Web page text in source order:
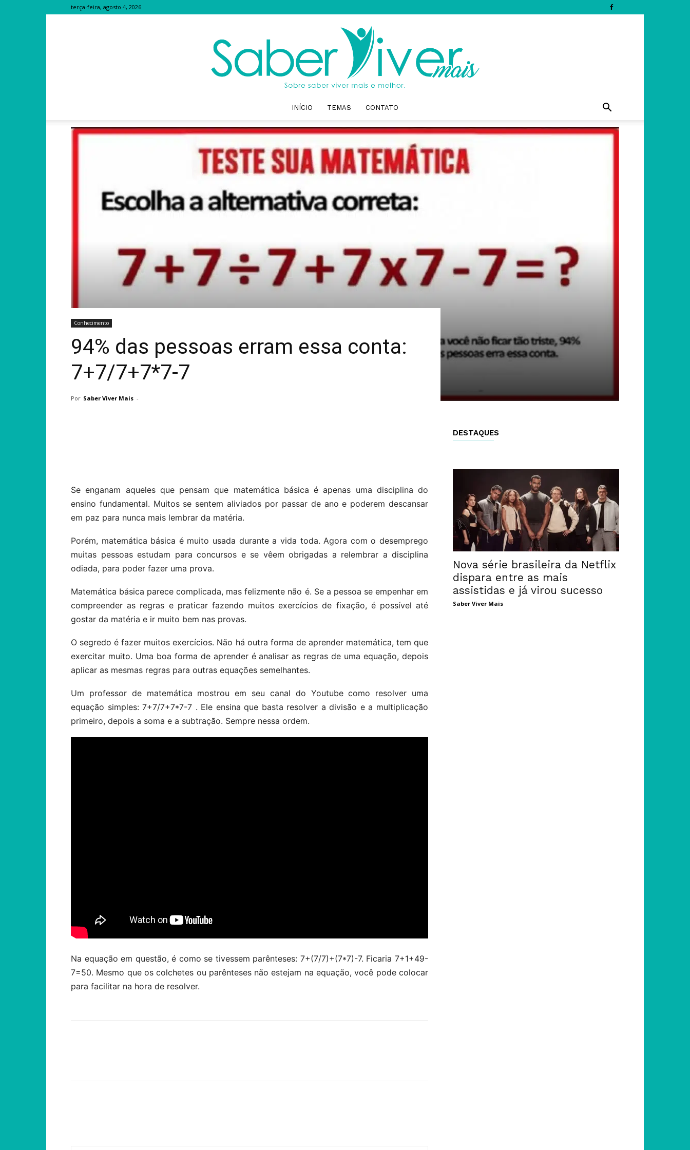
terça-feira, agosto 4, 2026
Saber
Viver
Mais
INÍCIO TEMAS CONTATO
Conhecimento
94% das pessoas erram essa conta:
7+7/7+7*7-7
Por Saber Viver Mais -
Se enganam aqueles que pensam que matemática básica é apenas uma disciplina do
ensino fundamental. Muitos se sentem aliviados por passar de ano e poderem descansar
em paz para nunca mais lembrar da matéria.
Porém, matemática básica é muito usada durante a vida toda. Agora com o desemprego
muitas pessoas estudam para concursos e se vêem obrigadas a relembrar a disciplina
odiada, para poder fazer uma prova.
Matemática básica parece complicada, mas felizmente não é. Se a pessoa se empenhar em
compreender as regras e praticar fazendo muitos exercícios de fixação, é possível até
gostar da matéria e ir muito bem nas provas.
O segredo é fazer muitos exercícios. Não há outra forma de aprender matemática, tem que
exercitar muito. Uma boa forma de aprender é analisar as regras de uma equação, depois
aplicar as mesmas regras para outras equações semelhantes.
Um professor de matemática mostrou em seu canal do Youtube como resolver uma
equação simples: 7+7/7+7*7-7 . Ele ensina que basta resolver a divisão e a multiplicação
primeiro, depois a soma e a subtração. Sempre nessa ordem.
Na equação em questão, é como se tivessem parênteses: 7+(7/7)+(7*7)-7. Ficaria 7+1+49-
7=50. Mesmo que os colchetes ou parênteses não estejam na equação, você pode colocar
para facilitar na hora de resolver.
DESTAQUES
Nova série brasileira da Netflix
dispara entre as mais
assistidas e já virou sucesso
Saber Viver Mais